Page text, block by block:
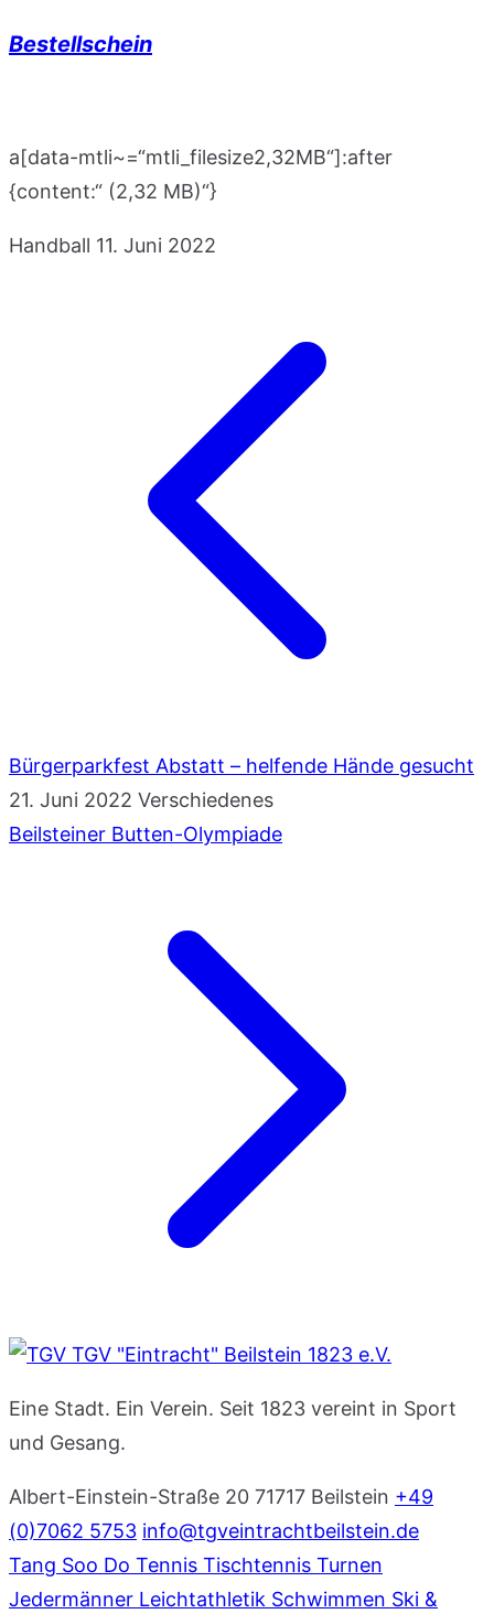
Bestellschein
a[data-mtli~=“mtli_filesize2,32MB“]:after
{content:“ (2,32 MB)“}
Handball 11. Juni 2022
Bürgerparkfest Abstatt – helfende Hände gesucht
21. Juni 2022 Verschiedenes
Beilsteiner Butten-Olympiade
TGV "Eintracht" Beilstein 1823 e.V.
Eine Stadt. Ein Verein. Seit 1823 vereint in Sport
und Gesang.
Albert-Einstein-Straße 20 71717 Beilstein +49
(0)7062 5753 info@tgveintrachtbeilstein.de
Tang Soo Do Tennis Tischtennis Turnen
Jedermänner Leichtathletik Schwimmen Ski &